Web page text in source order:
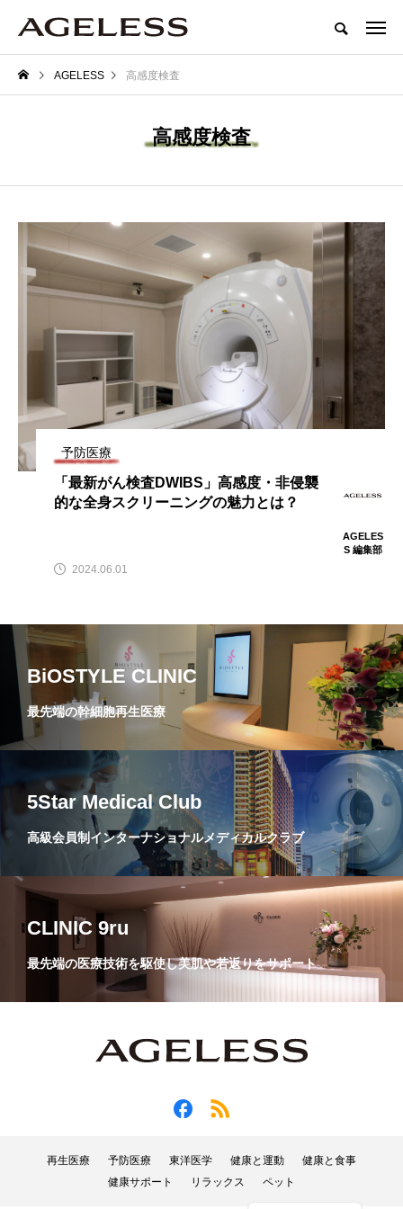
AGELESS 高感度検査
高感度検査
予防医療
「最新がん検査DWIBS」高感度・非侵襲
的な全身スクリーニングの魅力とは？
AGELES
S 編集部
2024.06.01
BiOSTYLE CLINIC
最先端の幹細胞再生医療
5Star Medical Club
高級会員制インターナショナルメディカルクラブ
CLINIC 9ru
最先端の医療技術を駆使し美肌や若返りをサポート
再生医療 予防医療 東洋医学 健康と運動
健康と食事
健康サポート
リラックス ペット